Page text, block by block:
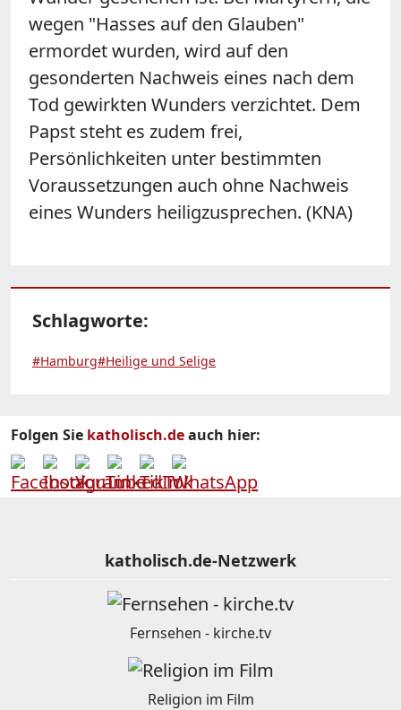
wegen "Hasses auf den Glauben"
ermordet wurden, wird auf den
gesonderten Nachweis eines nach dem
Tod gewirkten Wunders verzichtet. Dem
Papst steht es zudem frei,
Persönlichkeiten unter bestimmten
Voraussetzungen auch ohne Nachweis
eines Wunders heiligzusprechen. (KNA)
Schlagworte:
#Hamburg#Heilige und Selige
Folgen Sie katholisch.deauch hier:
katholisch.de-Netzwerk
Fernsehen - kirche.tv
Religion im Film